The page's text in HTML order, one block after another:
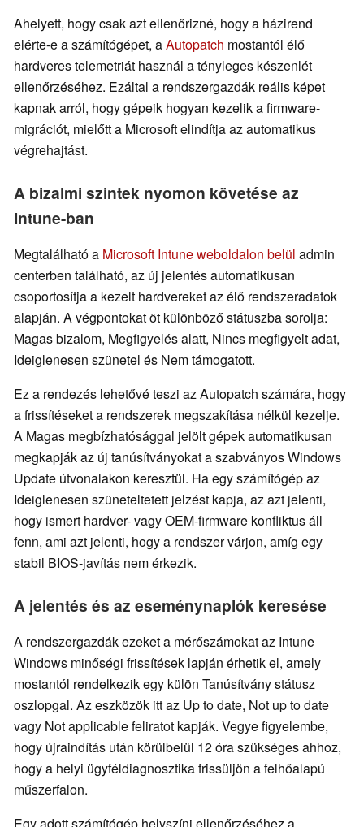
Ahelyett, hogy csak azt ellenőrizné, hogy a házirend
elérte-e a számítógépet, aAutopatch mostantól élő
hardveres telemetriát használ a tényleges készenlét
ellenőrzéséhez. Ezáltal a rendszergazdák reális képet
kapnak arról, hogy gépeik hogyan kezelik a firmware-
migrációt, mielőtt a Microsoft elindítja az automatikus
végrehajtást.
A bizalmi szintek nyomon követése az
Intune-ban
Megtalálható a Microsoft Intune weboldalon belül admin
centerben található, az új jelentés automatikusan
csoportosítja a kezelt hardvereket az élő rendszeradatok
alapján. A végpontokat öt különböző státuszba sorolja:
Magas bizalom, Megfigyelés alatt, Nincs megfigyelt adat,
Ideiglenesen szünetel és Nem támogatott.
Ez a rendezés lehetővé teszi az Autopatch számára, hogy
a frissítéseket a rendszerek megszakítása nélkül kezelje.
A Magas megbízhatósággal jelölt gépek automatikusan
megkapják az új tanúsítványokat a szabványos Windows
Update útvonalakon keresztül. Ha egy számítógép az
Ideiglenesen szüneteltetett jelzést kapja, az azt jelenti,
hogy ismert hardver- vagy OEM-firmware konfliktus áll
fenn, ami azt jelenti, hogy a rendszer várjon, amíg egy
stabil BIOS-javítás nem érkezik.
A jelentés és az eseménynaplók keresése
A rendszergazdák ezeket a mérőszámokat az Intune
Windows minőségi frissítések lapján érhetik el, amely
mostantól rendelkezik egy külön Tanúsítvány státusz
oszlopgal. Az eszközök itt az Up to date, Not up to date
vagy Not applicable feliratot kapják. Vegye figyelembe,
hogy újraindítás után körülbelül 12 óra szükséges ahhoz,
hogy a helyi ügyféldiagnosztika frissüljön a felhőalapú
műszerfalon.